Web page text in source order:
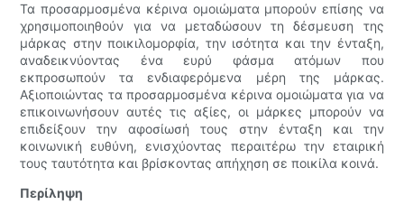
Τα προσαρμοσμένα κέρινα ομοιώματα μπορούν επίσης να
χρησιμοποιηθούν για να μεταδώσουν τη δέσμευση της
μάρκας στην ποικιλομορφία, την ισότητα και την ένταξη,
αναδεικνύοντας ένα ευρύ φάσμα ατόμων που
εκπροσωπούν τα ενδιαφερόμενα μέρη της μάρκας.
Αξιοποιώντας τα προσαρμοσμένα κέρινα ομοιώματα για να
επικοινωνήσουν αυτές τις αξίες, οι μάρκες μπορούν να
επιδείξουν την αφοσίωσή τους στην ένταξη και την
κοινωνική ευθύνη, ενισχύοντας περαιτέρω την εταιρική
τους ταυτότητα και βρίσκοντας απήχηση σε ποικίλα κοινά.
Περίληψη